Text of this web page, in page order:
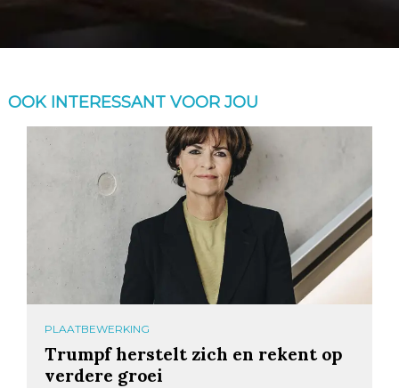
OOK INTERESSANT VOOR JOU
PLAATBEWERKING
Trumpf herstelt zich en rekent op
verdere groei